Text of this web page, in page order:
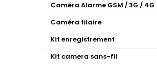
Caméra Alarme GSM / 3G / 4G
Caméra filaire
Kit enregistrement
Kit camera sans-fil